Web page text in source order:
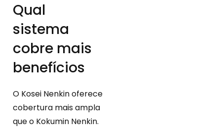
Qual
sistema
cobre mais
benefícios
O Kosei Nenkin oferece
cobertura mais ampla
que o Kokumin Nenkin.